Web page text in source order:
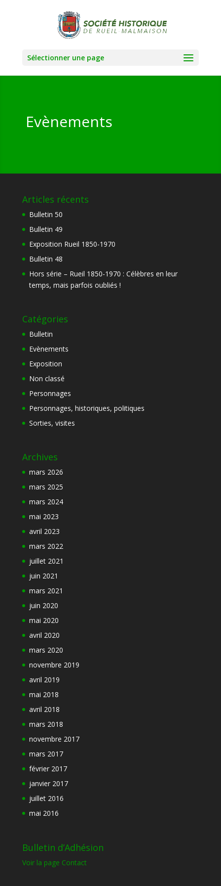
Sélectionner une page
Evènements
Articles récents
Bulletin 50
Bulletin 49
Exposition Rueil 1850-1970
Bulletin 48
Hors série – Rueil 1850-1970 : Célèbres en leur
temps, mais parfois oubliés !
Catégories
Bulletin
Evènements
Exposition
Non classé
Personnages
Personnages, historiques, politiques
Sorties, visites
Archives
mars 2026
mars 2025
mars 2024
mai 2023
avril 2023
mars 2022
juillet 2021
juin 2021
mars 2021
juin 2020
mai 2020
avril 2020
mars 2020
novembre 2019
avril 2019
mai 2018
avril 2018
mars 2018
novembre 2017
mars 2017
février 2017
janvier 2017
juillet 2016
mai 2016
Bulletin d’Adhésion
Voir la page Contact